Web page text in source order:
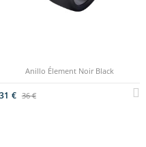
Anillo Élement Noir Black
31 € 36 €